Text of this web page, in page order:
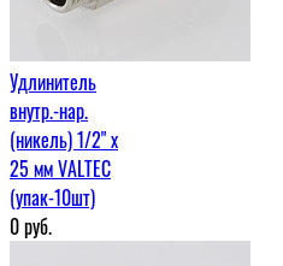
Удлинитель
внутр.-нар.
(никель) 1/2" х
25 мм VALTEC
(упак-10шт)
0руб.